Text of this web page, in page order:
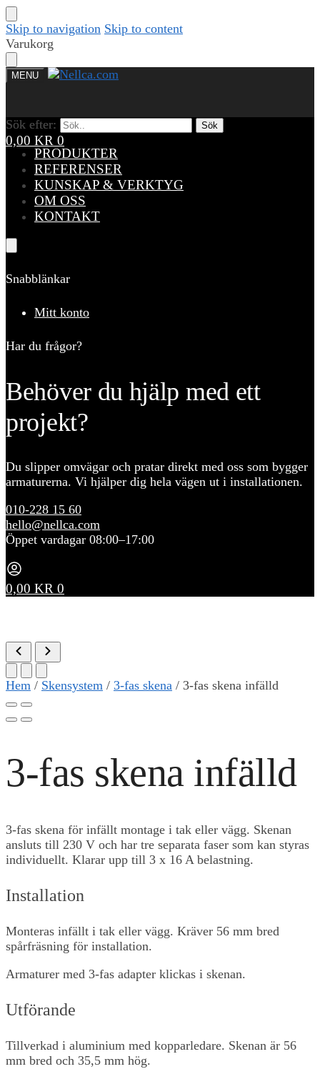
Skip to navigation Skip to content
Varukorg
MENU
Sök efter: Sök
0,00 KR 0
Sök efter: Sök
PRODUKTER
REFERENSER
KUNSKAP & VERKTYG
OM OSS
KONTAKT
Snabblänkar
Mitt konto
Har du frågor?
Behöver du hjälp med ett
projekt?
Du slipper omvägar och pratar direkt med oss som bygger
armaturerna. Vi hjälper dig hela vägen ut i installationen.
010-228 15 60
hello@nellca.com
Öppet vardagar 08:00–17:00
0,00 KR 0
Hem / Skensystem / 3-fas skena / 3-fas skena infälld
3-fas skena infälld
3-fas skena för infällt montage i tak eller vägg. Skenan
ansluts till 230 V och har tre separata faser som kan styras
individuellt. Klarar upp till 3 x 16 A belastning.
Installation
Monteras infällt i tak eller vägg. Kräver 56 mm bred
spårfräsning för installation.
Armaturer med 3-fas adapter klickas i skenan.
Utförande
Tillverkad i aluminium med kopparledare. Skenan är 56
mm bred och 35,5 mm hög.